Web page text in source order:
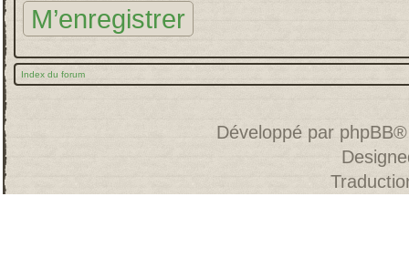
M’enregistrer
Index du forum
Développé par phpBB®